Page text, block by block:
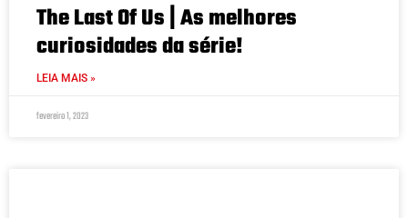
The Last Of Us | As melhores
curiosidades da série!
LEIA MAIS »
fevereiro 1, 2023